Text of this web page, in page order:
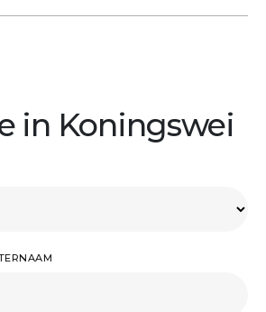
in Koningswei